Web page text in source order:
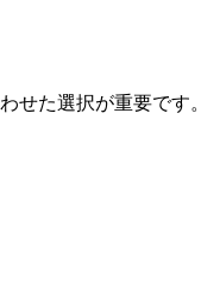
せた選択が重要です。